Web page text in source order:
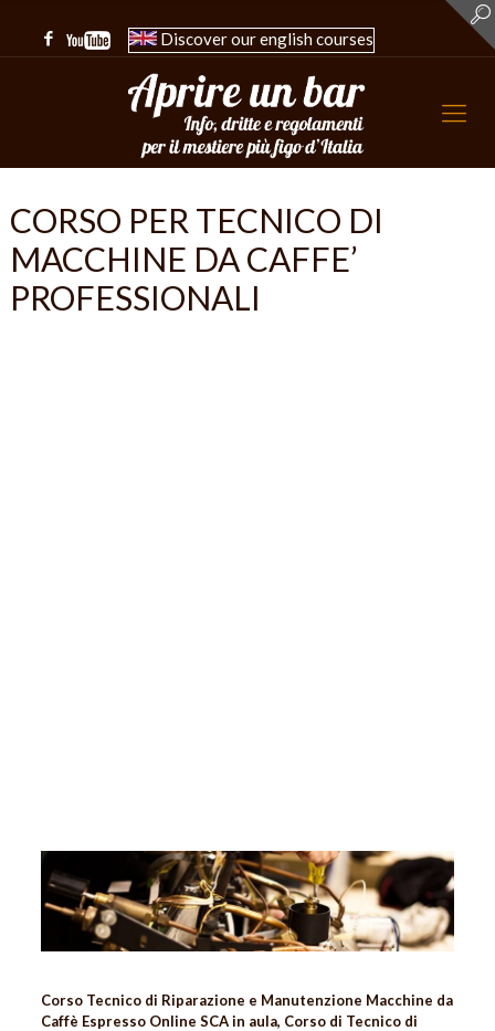
Discover our english courses
CORSO PER TECNICO DI
MACCHINE DA CAFFE’
PROFESSIONALI
Corso Tecnico di Riparazione e Manutenzione Macchine da
Caffè Espresso Online SCA in aula, Corso di Tecnico di